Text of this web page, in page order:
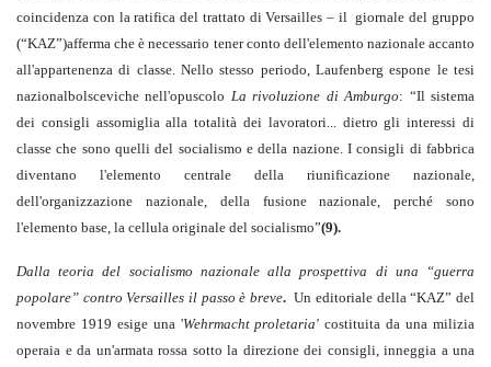
coincidenza con la ratifica del trattato di Versailles – il giornale del gruppo
(“KAZ”)afferma che è necessario tener conto dell'elemento nazionale accanto
all'appartenenza di classe. Nello stesso periodo, Laufenberg espone le tesi
nazionalbolsceviche nell'opuscolo La rivoluzione di Amburgo: “Il sistema
dei consigli assomiglia alla totalità dei lavoratori... dietro gli interessi di
classe che sono quelli del socialismo e della nazione. I consigli di fabbrica
diventano l'elemento centrale della riunificazione nazionale,
dell'organizzazione nazionale, della fusione nazionale, perché sono
l'elemento base, la cellula originale del socialismo”(9).
Dalla teoria del socialismo nazionale alla prospettiva di una “guerra
popolare” contro Versailles il passo è breve. Un editoriale della “KAZ” del
novembre 1919 esige una 'Wehrmacht proletaria'costituita da una milizia
operaia e da un'armata rossa sotto la direzione dei consigli, inneggia a una